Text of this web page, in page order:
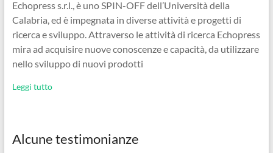
Echopress s.r.l., è uno SPIN-OFF dell’Università della
Calabria, ed è impegnata in diverse attività e progetti di
ricerca e sviluppo. Attraverso le attività di ricerca Echopress
mira ad acquisire nuove conoscenze e capacità, da utilizzare
nello sviluppo di nuovi prodotti
Leggi tutto
Alcune testimonianze